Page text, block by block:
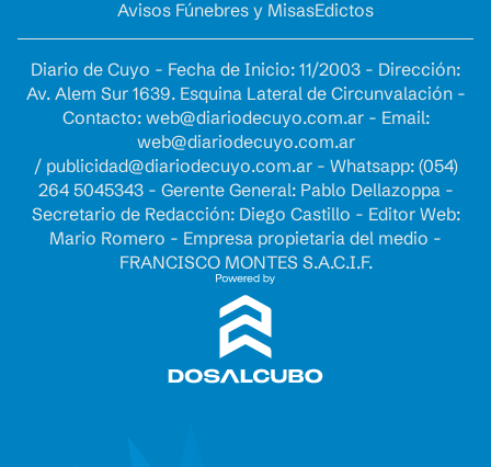
Avisos Fúnebres y MisasEdictos
Diario de Cuyo - Fecha de Inicio: 11/2003 - Dirección:
Av. Alem Sur 1639. Esquina Lateral de Circunvalación -
Contacto: web@diariodecuyo.com.ar- Email:
web@diariodecuyo.com.ar
/ publicidad@diariodecuyo.com.ar- Whatsapp: (054)
264 5045343 - Gerente General: Pablo Dellazoppa -
Secretario de Redacción: Diego Castillo - Editor Web:
Mario Romero - Empresa propietaria del medio -
FRANCISCO MONTES S.A.C.I.F.